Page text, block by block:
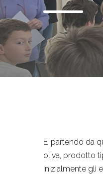
E’ partendo da
oliva, prodotto
inizialmente gli